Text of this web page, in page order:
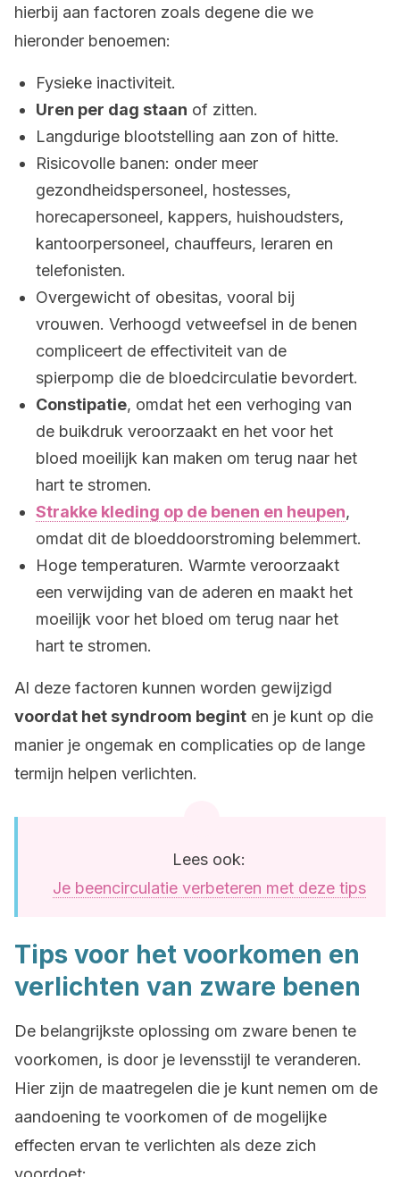
hierbij aan factoren zoals degene die we
hieronder benoemen:
Fysieke inactiviteit.
Uren per dag staan of zitten.
Langdurige blootstelling aan zon of hitte.
Risicovolle banen: onder meer
gezondheidspersoneel, hostesses,
horecapersoneel, kappers, huishoudsters,
kantoorpersoneel, chauffeurs, leraren en
telefonisten.
Overgewicht of obesitas, vooral bij
vrouwen. Verhoogd vetweefsel in de benen
compliceert de effectiviteit van de
spierpomp die de bloedcirculatie bevordert.
Constipatie, omdat het een verhoging van
de buikdruk veroorzaakt en het voor het
bloed moeilijk kan maken om terug naar het
hart te stromen.
Strakke kleding op de benen en heupen,
omdat dit de bloeddoorstroming belemmert.
Hoge temperaturen. Warmte veroorzaakt
een verwijding van de aderen en maakt het
moeilijk voor het bloed om terug naar het
hart te stromen.
Al deze factoren kunnen worden gewijzigd
voordat het syndroom begint en je kunt op die
manier je ongemak en complicaties op de lange
termijn helpen verlichten.
Lees ook:
Je beencirculatie verbeteren met deze tips
Tips voor het voorkomen en
verlichten van zware benen
De belangrijkste oplossing om zware benen te
voorkomen, is door je levensstijl te veranderen.
Hier zijn de maatregelen die je kunt nemen om de
aandoening te voorkomen of de mogelijke
effecten ervan te verlichten als deze zich